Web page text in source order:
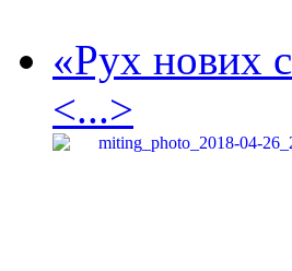
«Рух нових
<...>